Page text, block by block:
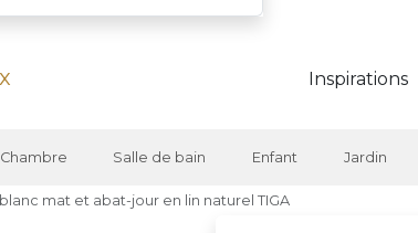
Inspirations
Chambre Salle de bain Enfant Jardin
mat et abat-jour en lin naturel TIGA